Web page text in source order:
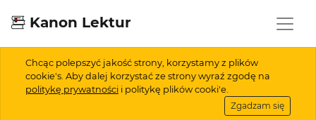
Kanon Lektur
Chcąc polepszyć jakość strony, korzystamy z plików
cookie's. Aby dalej korzystać ze strony wyraź zgodę na
politykę prywatności i politykę plików cooki'e.
Zgadzam się